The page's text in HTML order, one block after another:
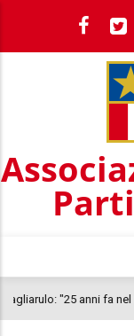
contenuto
IL 25 LUGLIO, IN